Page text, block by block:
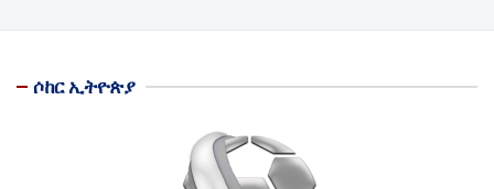
ሶከር ኢትዮጵያ